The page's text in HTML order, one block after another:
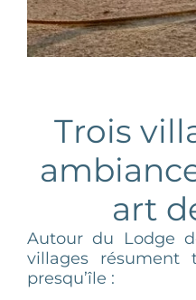
Trois
art
Autour du Lodge
villages résument
presqu’île :